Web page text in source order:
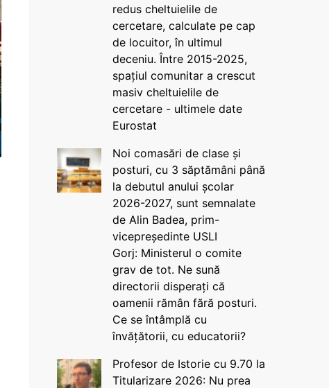
redus cheltuielile de
cercetare, calculate pe cap
de locuitor, în ultimul
deceniu. Între 2015-2025,
spațiul comunitar a crescut
masiv cheltuielile de
cercetare - ultimele date
Eurostat
Noi comasări de clase și
posturi, cu 3 săptămâni până
la debutul anului școlar
2026-2027, sunt semnalate
de Alin Badea, prim-
vicepreședinte USLI
Gorj: Ministerul o comite
grav de tot. Ne sună
directorii disperați că
oamenii rămân fără posturi.
Ce se întâmplă cu
învățătorii, cu educatorii?
Profesor de Istorie cu 9.70 la
Titularizare 2026: Nu prea